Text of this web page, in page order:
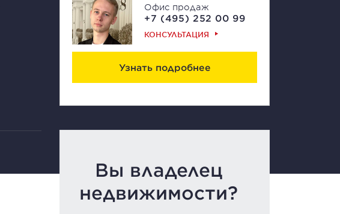
Офис продаж
+7 (495) 252 00 99
КОНСУЛЬТАЦИЯ
Узнать подробнее
Вы владелец
недвижимости?